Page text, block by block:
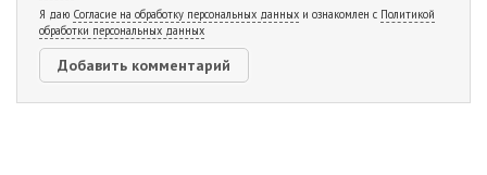
Я даю Согласие на обработку персональных данных и ознакомлен с Политикой
обработки персональных данных